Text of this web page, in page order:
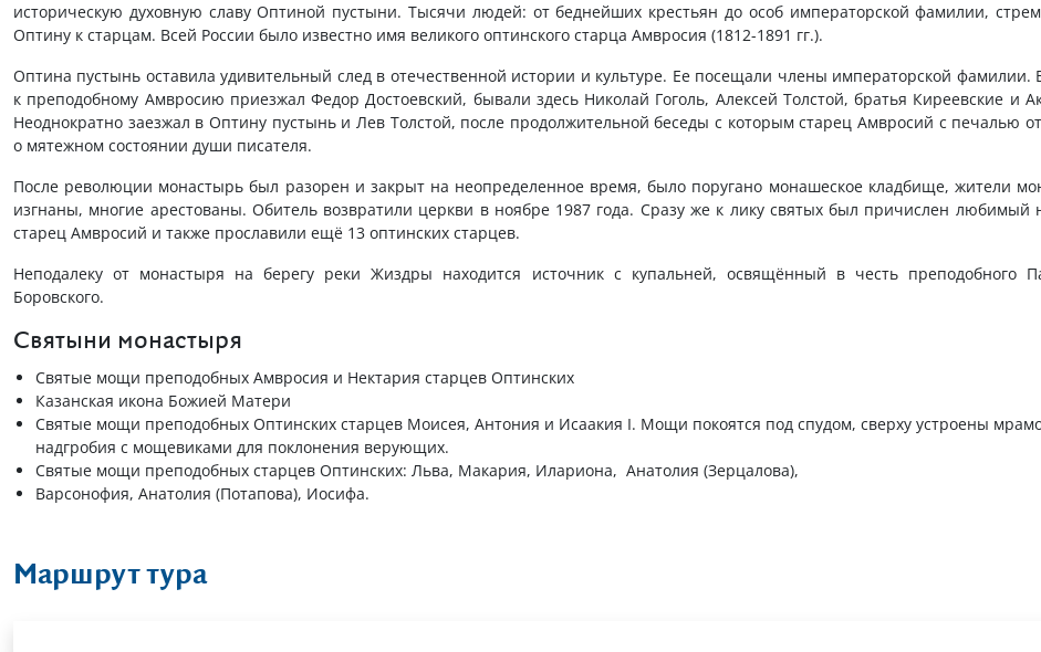
историческую духовную славу Оптиной пустыни. Тысячи людей: от беднейших крестьян до особ императорской фамилии,
Оптину к старцам. Всей России было известно имя великого оптинского старца Амвросия (1812-1891 гг.).
Оптина пустынь оставила удивительный след в отечественной истории и культуре. Ее посещали члены императорской фамилии.
к преподобному Амвросию приезжал Федор Достоевский, бывали здесь Николай Гоголь, Алексей Толстой, братья Киреевские и
Неоднократно заезжал в Оптину пустынь и Лев Толстой, после продолжительной беседы с которым старец Амвросий с печалью
о мятежном состоянии души писателя.
После революции монастырь был разорен и закрыт на неопределенное время, было поругано монашеское кладбище, жители
изгнаны, многие арестованы. Обитель возвратили церкви в ноябре 1987 года. Сразу же к лику святых был причислен любимый
старец Амвросий и также прославили ещё 13 оптинских старцев.
Неподалеку от монастыря на берегу реки Жиздры находится источник с купальней, освящённый в честь преподобного
Боровского.
Святыни монастыря
Святые мощи преподобных Амвросия и Нектария старцев Оптинских
Казанская икона Божией Матери
Святые мощи преподобных Оптинских старцев Моисея, Антония и Исаакия I. Мощи покоятся под спудом, сверху устроены
надгробия с мощевиками для поклонения верующих.
Святые мощи преподобных старцев Оптинских: Льва, Макария, Илариона, Анатолия (Зерцалова),
Варсонофия, Анатолия (Потапова), Иосифа.
Маршрут тура